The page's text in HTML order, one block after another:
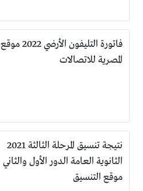
فاتورة التليفون الأرضي 2022 موقع
المصرية للاتصالات
نتيجة تنسيق المرحلة الثالثة 2021
الثانوية العامة الدور الأول والثاني
موقع التنسيق